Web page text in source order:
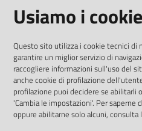
on line
Eventi
Chiedi al
bibliotecario
Avvisi
solo alle condizioni previste
comunitaria 2003/98/CE e
SOCIAL
Instagram
Usiamo i
Questo sito utilizza i cookie tecnici di
garantire un miglior servizio di
raccogliere informazioni sull'uso del
anche cookie di profilazione
profilazione puoi decidere se abilitarli
'Cambia le impostazioni'. Per saperne
oppure abilitarne solo alcuni, consulta